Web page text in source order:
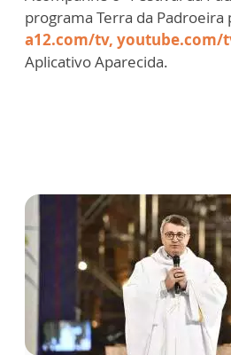
programa Terra da Padroeira
a12.com/tv, youtube.com/
Aplicativo Aparecida.